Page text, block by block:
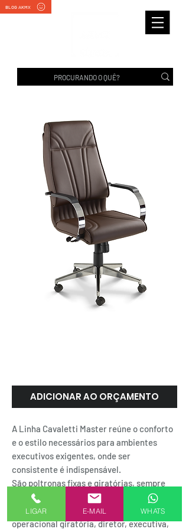
BLOG AKMX
ADICIONAR AO ORÇAMENTO
A Linha Cavaletti Master reúne o conforto
e o estilo necessários para ambientes
executivos exigentes, onde ser
consistente é indispensável.
São poltronas fixas e giratórias, sempre
revestidas em couro ecológico ou natural
de alta qualidade. ( Secretária ou
operacional giratória, diretor, executiva,
LIGAR E-MAIL WHATS